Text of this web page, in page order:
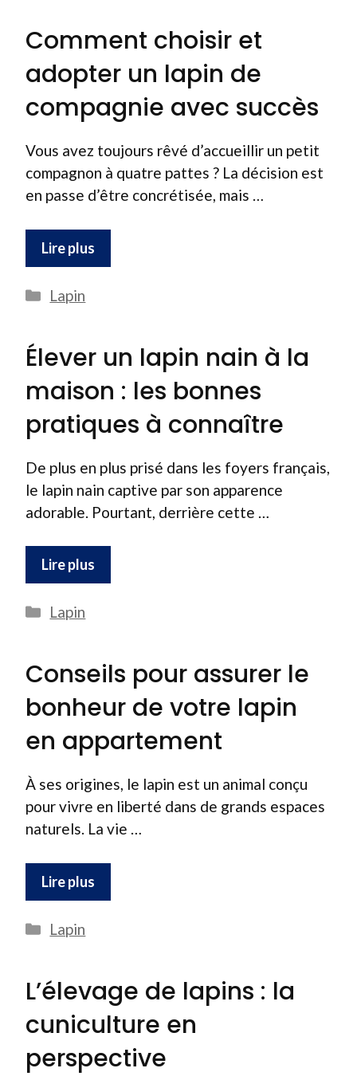
Comment choisir et
adopter un lapin de
compagnie avec succès
Vous avez toujours rêvé d’accueillir un petit
compagnon à quatre pattes ? La décision est
en passe d’être concrétisée, mais …
Lire plus
Catégories
Lapin
Élever un lapin nain à la
maison : les bonnes
pratiques à connaître
De plus en plus prisé dans les foyers français,
le lapin nain captive par son apparence
adorable. Pourtant, derrière cette …
Lire plus
Catégories
Lapin
Conseils pour assurer le
bonheur de votre lapin
en appartement
À ses origines, le lapin est un animal conçu
pour vivre en liberté dans de grands espaces
naturels. La vie …
Lire plus
Catégories
Lapin
L’élevage de lapins : la
cuniculture en
perspective